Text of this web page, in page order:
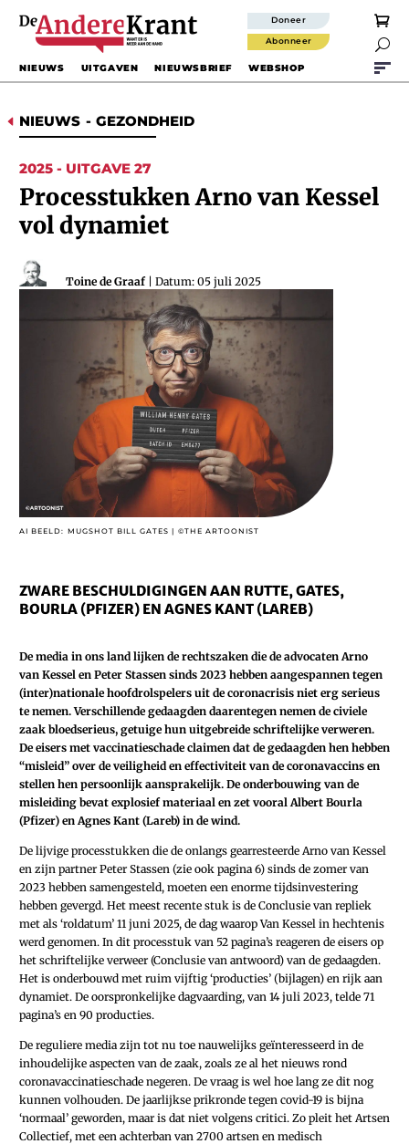
Doneer
Abonneer 
NIEUWS UITGAVEN NIEUWSBRIEF WEBSHOP
D NIEUWS - GEZONDHEID
2025 - UITGAVE 27
Processtukken Arno van Kessel
vol dynamiet
Toine de Graaf| Datum: 05 juli 2025
AI BEELD: MUGSHOT BILL GATES | ©THE ARTOONIST
ZWARE BESCHULDIGINGEN AAN RUTTE, GATES,
BOURLA (PFIZER) EN AGNES KANT (LAREB)
De media in ons land lijken de rechtszaken die de advocaten Arno
van Kessel en Peter Stassen sinds 2023 hebben aangespannen tegen
(inter)nationale hoofdrolspelers uit de coronacrisis niet erg serieus
te nemen. Verschillende gedaagden daarentegen nemen de civiele
zaak bloedserieus, getuige hun uitgebreide schriftelijke verweren.
De eisers met vaccinatieschade claimen dat de gedaagden hen hebben
“misleid” over de veiligheid en effectiviteit van de coronavaccins en
stellen hen persoonlijk aansprakelijk. De onderbouwing van de
misleiding bevat explosief materiaal en zet vooral Albert Bourla
(Pfizer) en Agnes Kant (Lareb) in de wind.
De lijvige processtukken die de onlangs gearresteerde Arno van Kessel
en zijn partner Peter Stassen (zie ook pagina 6) sinds de zomer van
2023 hebben samengesteld, moeten een enorme tijdsinvestering
hebben gevergd. Het meest recente stuk is de Conclusie van repliek
met als ‘roldatum’ 11 juni 2025, de dag waarop Van Kessel in hechtenis
werd genomen. In dit processtuk van 52 pagina’s reageren de eisers op
het schriftelijke verweer (Conclusie van antwoord) van de gedaagden.
Het is onderbouwd met ruim vijftig ‘producties’ (bijlagen) en rijk aan
dynamiet. De oorspronkelijke dagvaarding, van 14 juli 2023, telde 71
pagina’s en 90 producties.
De reguliere media zijn tot nu toe nauwelijks geïnteresseerd in de
inhoudelijke aspecten van de zaak, zoals ze al het nieuws rond
coronavaccinatieschade negeren. De vraag is wel hoe lang ze dit nog
kunnen volhouden. De jaarlijkse prikronde tegen covid-19 is bijna
‘normaal’ geworden, maar is dat niet volgens critici. Zo pleit het Artsen
Collectief, met een achterban van 2700 artsen en medisch